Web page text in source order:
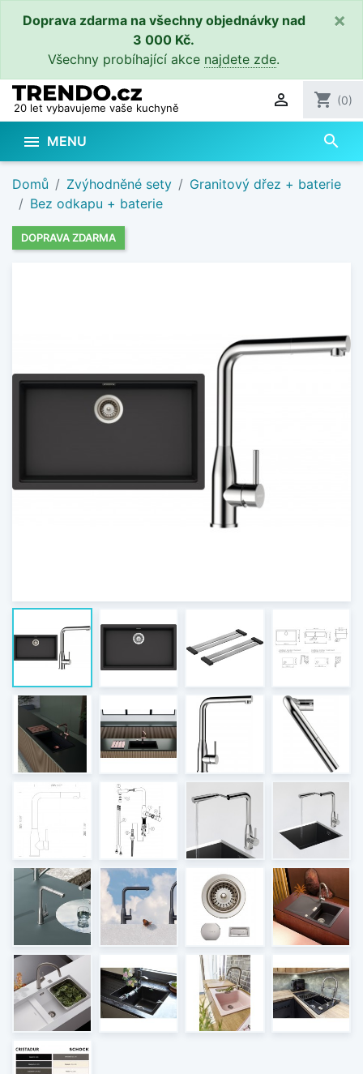
Doprava zdarma na všechny objednávky nad
3 000 Kč.
Všechny probíhající akce najdete zde.
×
20 let vybavujeme vaše kuchyně  shopping_cart (0)
 MENU search
Domů Zvýhodněné sety
Granitový dřez + baterie
Bez odkapu + baterie
DOPRAVA ZDARMA